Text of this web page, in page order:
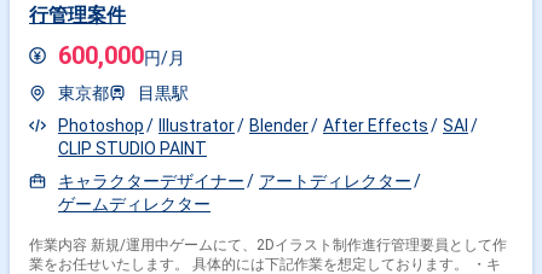
行管理案件
600,000円/月
東京都
目黒駅
Photoshop
Illustrator Blender After Effects
SAI
CLIP STUDIO PAINT
キャラクターデザイナー
アートディレクター
ゲームディレクター
作業内容 新規/運用中ゲームにて、2Dイラスト制作進行管理要員として作
業をお任せいたします。 具体的には下記作業を想定しております。 ・キ